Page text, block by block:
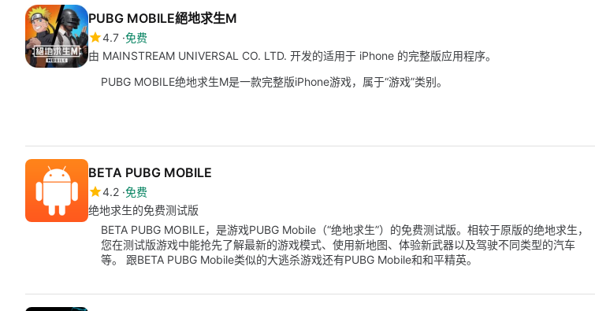
PUBG MOBILE絕地求生M
4.7 免费
由 MAINSTREAM UNIVERSAL CO. LTD. 开发的适用于 iPhone 的完整版应用程序。
PUBG MOBILE绝地求生M是一款完整版iPhone游戏，属于“游戏”类别。
BETA PUBG MOBILE
4.2 免费
绝地求生的免费测试版
BETA PUBG MOBILE，是游戏PUBG Mobile（“绝地求生”）的免费测试版。相较于原版的绝地求生，
您在测试版游戏中能抢先了解最新的游戏模式、使用新地图、体验新武器以及驾驶不同类型的汽车
等。 跟BETA PUBG Mobile类似的大逃杀游戏还有PUBG Mobile和和平精英。